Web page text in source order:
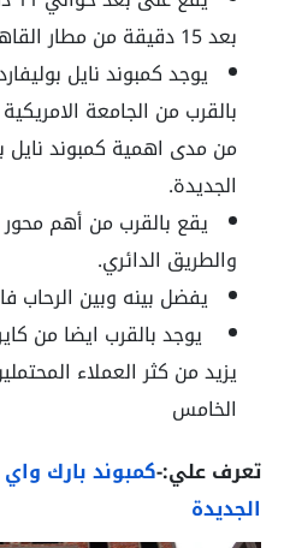
بعد 15 دقيقة من مطار القاهرة الدولي
يوجد كمبوند نايل
بالقرب من الجامعة
من مدى اهمية كمبوند نايل
الجديدة.
يقع بالقرب من أهم
والطريق الدائري.
يفضل بينه وبين الرحاب
يوجد بالقرب ايضا من
يزيد من كثر العملاء
الخامس
تعرف علي:-كمبوند بارك
الجديدة